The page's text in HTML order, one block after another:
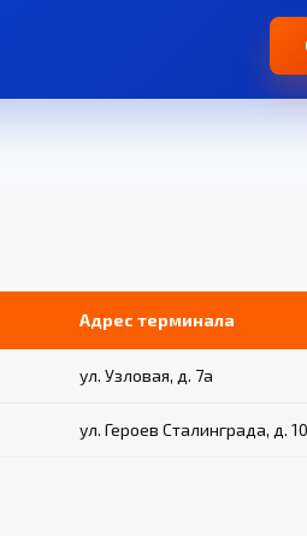
Адрес терминала
ул. Узловая, д. 7а
ул. Героев Сталинграда, д. 10